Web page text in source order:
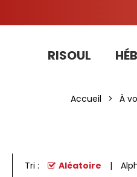
RISOUL
Accueil > À
Tri : Aléatoire